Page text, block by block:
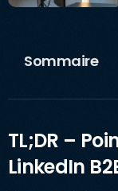
Sommaire
TL;DR –
LinkedIn